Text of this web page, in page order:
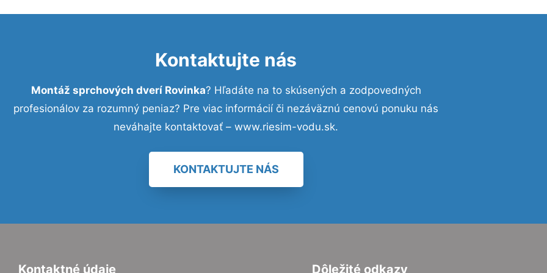
Kontaktujte nás
Montáž sprchových dverí Rovinka? Hľadáte na to skúsených a zodpovedných
profesionálov za rozumný peniaz? Pre viac informácií či nezáväznú cenovú ponuku nás
neváhajte kontaktovať – www.riesim-vodu.sk.
KONTAKTUJTE NÁS
Kontaktné údaje Dôležité odkazy